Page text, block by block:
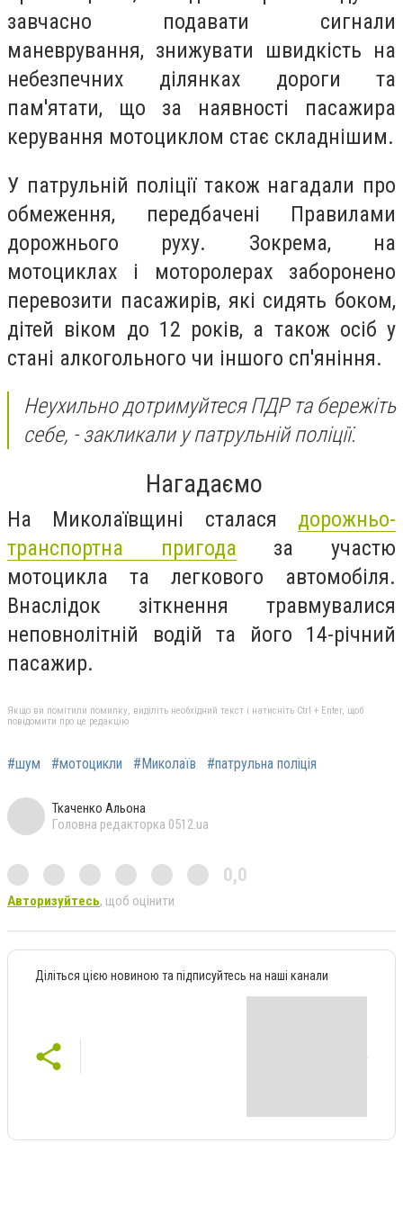
завчасно подавати сигнали
маневрування, знижувати швидкість на
небезпечних ділянках дороги та
пам'ятати, що за наявності пасажира
керування мотоциклом стає складнішим.
У патрульній поліції також нагадали про
обмеження, передбачені Правилами
дорожнього руху. Зокрема, на
мотоциклах і моторолерах заборонено
перевозити пасажирів, які сидять боком,
дітей віком до 12 років, а також осіб у
стані алкогольного чи іншого сп'яніння.
Неухильно дотримуйтеся ПДР та бережіть
себе, - закликали у патрульній поліції.
Нагадаємо
На Миколаївщині сталася дорожньо-
транспортна пригода за участю
мотоцикла та легкового автомобіля.
Внаслідок зіткнення травмувалися
неповнолітній водій та його 14-річний
пасажир.
Якщо ви помітили помилку, виділіть необхідний текст і натисніть Ctrl + Enter, щоб
повідомити про це редакцію
#шум #мотоцикли #Миколаїв #патрульна поліція
Ткаченко Альона
Головна редакторка 0512.ua
0,0
Авторизуйтесь, щоб оцінити
Діліться цією новиною та підписуйтесь на наші канали